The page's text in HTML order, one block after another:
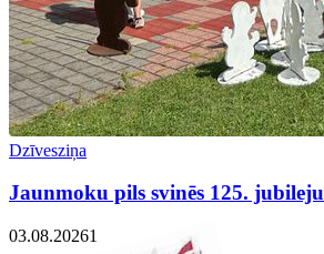
Dzīvesziņa
Jaunmoku pils svinēs 125. jubileju
03.08.20261